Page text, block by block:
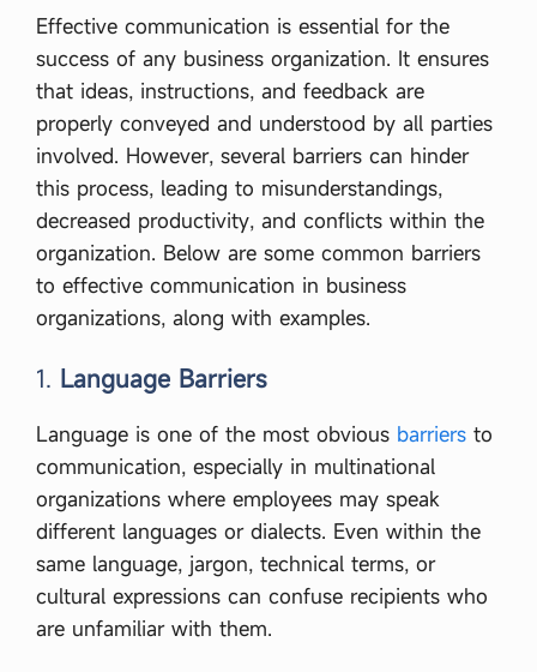
Effective communication is essential for the
success of any business organization. It ensures
that ideas, instructions, and feedback are
properly conveyed and understood by all parties
involved. However, several barriers can hinder
this process, leading to misunderstandings,
decreased productivity, and conflicts within the
organization. Below are some common barriers
to effective communication in business
organizations, along with examples.
1. Language Barriers
Language is one of the most obvious barriers to
communication, especially in multinational
organizations where employees may speak
different languages or dialects. Even within the
same language, jargon, technical terms, or
cultural expressions can confuse recipients who
are unfamiliar with them.